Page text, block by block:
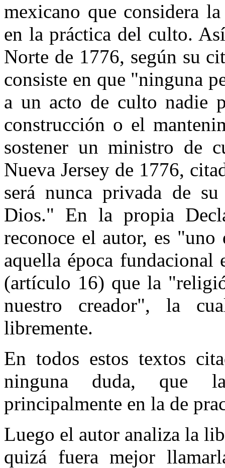
mexicano que considera
en la práctica del culto.
Norte de 1776, según su
consiste en que "ninguna
a un acto de culto nadie
construcción o el
sostener un ministro de
Nueva Jersey de 1776,
será nunca privada de
Dios." En la propia
reconoce el autor, es
aquella época fundacional
(artículo 16) que la
nuestro creador", la
libremente.
En todos estos textos
ninguna duda, que
principalmente en la de
Luego el autor analiza la
quizá fuera mejor